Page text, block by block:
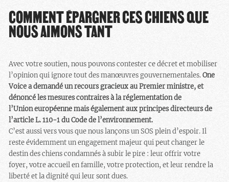
COMMENT ÉPARGNER CES CHIENS QUE
NOUS AIMONS TANT
Avec votre soutien, nous pouvons contester ce décret et mobiliser
l’opinion qui ignore tout des manœuvres gouvernementales.One
Voice a demandé un recours gracieux au Premier ministre, et
dénoncé les mesures contraires à la réglementation de
l’Union européenne mais également aux principes directeurs de
l’article L. 110-1 du Code de l’environnement.
C’est aussi vers vous que nous lançons un SOS plein d’espoir. Il
reste évidemment un engagement majeur qui peut changer le
destin des chiens condamnés à subir le pire : leur offrir votre
foyer, votre accueil en famille, votre protection, et leur rendre la
liberté et la dignité qui leur sont dues.